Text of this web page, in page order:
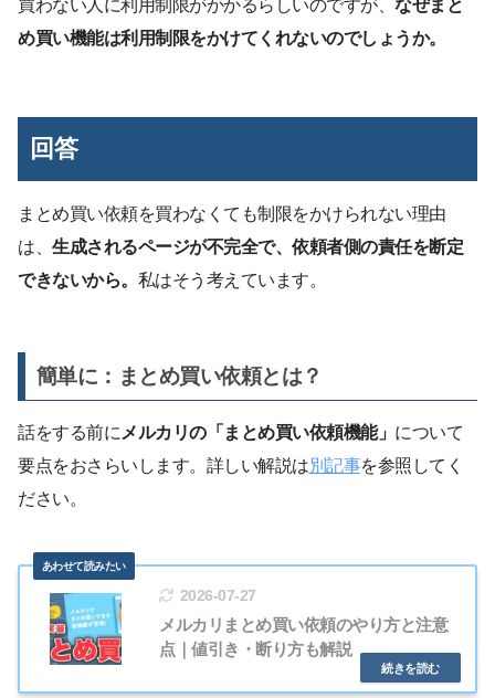
買わない人に利用制限がかかるらしいのですが、 なぜまと
め買い機能は利用制限をかけてくれないのでしょうか。
回答
まとめ買い依頼を買わなくても制限をかけられない理由
は、 生成されるページが不完全で、依頼者側の責任を断定
できないから。 私はそう考えています。
簡単に：まとめ買い依頼とは？
話をする前に メルカリの「まとめ買い依頼機能」 について
要点をおさらいします。詳しい解説は別記事を参照してく
ださい。
2026-07-27
メルカリまとめ買い依頼のやり方と注意
点｜値引き・断り方も解説